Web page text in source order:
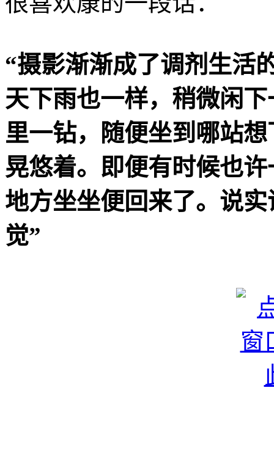
“摄影渐渐成了调剂生活
天下雨也一样，稍微闲
里一钻，随便坐到哪站
晃悠着。即便有时候也
地方坐坐便回来了。说
觉”